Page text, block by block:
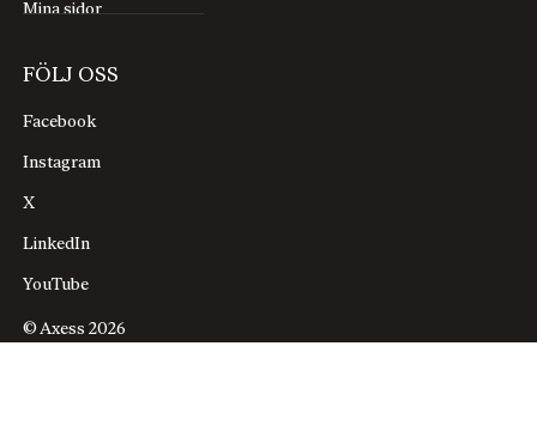
Mina sidor
FÖLJ OSS
Facebook
Instagram
X
LinkedIn
YouTube
© Axess 2026